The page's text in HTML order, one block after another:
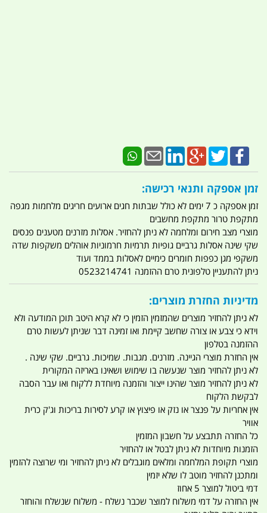
זמן אספקה ותנאי רכישה:
זמן אספקה כ 7 ימים לא כולל שבתות חגים ארועים חריגים מלחמות מגפה
מתקפת טרור מתקפת מחשבים
מוצרי מצב חירום ומלחמה לא ניתן להחזיר. אסלות מזרנים מטענים פנסים
שקי שינה אסלות גרביים גופיות תרמיות חרמוניות אוהלים משקפות שדה
משקפי מגן כפפות חומרים כימיים לאסלות בממד ועוד
ניתן להתעניין טלפונית טרם ההזמנה 0523214741
מדיניות החזרת מוצרים:
לא ניתן להחזיר מוצרים שהמזמין הזמין כי לא קרא היטב תוכן המודעה ולא
וידא כי צבע או צורה שחשב קיימת ואו זמינה דבר שניתן לעשות טרם
ההזמנה בטלפון
אין החזרת מוצרי הגיינה. מזרנים. מגבות. שמיכות. גרביים. שקי שינה .
לא ניתן להחזיר מוצר שנעשה בו שימוש ושאינו באריזה המקורית
לא ניתן להחזיר מוצר שהינו ייצור והזמנה מיוחדת ללקוח ואו עבר הסבה
לבקשת הלקוח
אין אחריות על פנצר או נזק או פיצוץ או קרע לסירות בריכות וג'ק כרית
אוויר
כל החזרה תתבצע על חשבון המזמין
הזמנות מיוחדות לא ניתן לבטל או להחזיר
מוצרי תקופת המלחמה ומלאים מוגבלים לא ניתן להחזיר ומי שרוצה להזמין
ומתכנן להחזיר מוטב לו שלא יזמין
דמי ביטול למוצר 5 אחוז
אין החזרה על דמי משלוח למוצר שכבר נשלח - משלוח שנשלח והוחזר